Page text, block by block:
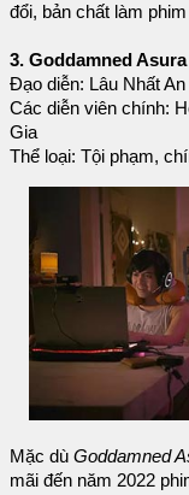
đổi, bản chất làm
3. Goddamned Asura
Đạo diễn: Lâu Nhất An
Các diễn viên chính:
Gia
Thể loại: Tội phạm,
Mặc dù Goddamned
mãi đến năm 2022